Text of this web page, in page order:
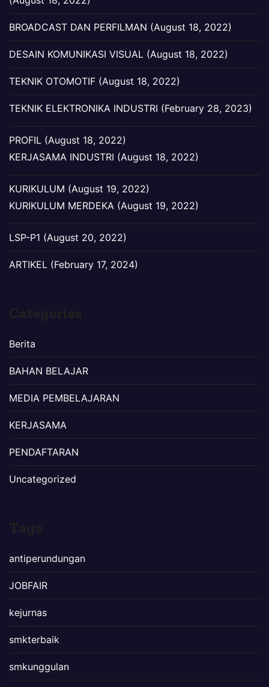
BROADCAST DAN PERFILMAN (August 18, 2022)
DESAIN KOMUNIKASI VISUAL (August 18, 2022)
TEKNIK OTOMOTIF (August 18, 2022)
TEKNIK ELEKTRONIKA INDUSTRI (February 28, 2023)
PROFIL (August 18, 2022)
KERJASAMA INDUSTRI (August 18, 2022)
KURIKULUM (August 19, 2022)
KURIKULUM MERDEKA (August 19, 2022)
LSP-P1 (August 20, 2022)
ARTIKEL (February 17, 2024)
Berita
BAHAN BELAJAR
MEDIA PEMBELAJARAN
KERJASAMA
PENDAFTARAN
Uncategorized
antiperundungan
JOBFAIR
kejurnas
smkterbaik
smkunggulan